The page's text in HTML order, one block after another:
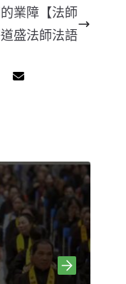
業障【法師
盛法師法語